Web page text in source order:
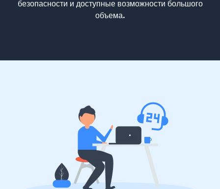
безопасности и доступные возможности большого
объема.